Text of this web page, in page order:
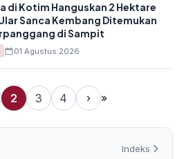
di Kotim Hanguskan 2 Hektare
Sanca Kembang Ditemukan
di Sampit
01 Agustus 2026
2 3 4 › »
Indeks